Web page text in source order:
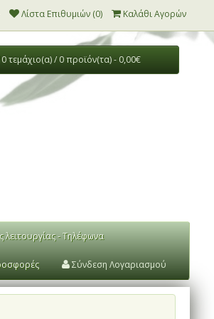
Λίστα Επιθυμιών (0) Καλάθι Αγορών
0 τεμάχιο(α) / 0 προϊόν(τα) - 0,00€
λειτουργίας - Τηλέφωνα
Σύνδεση Λογαριασμού